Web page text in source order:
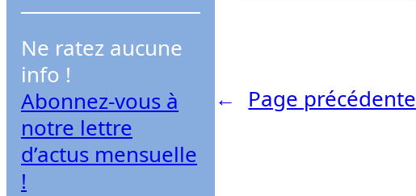
Ne ratez aucune
info !
Abonnez-vous à
notre lettre
d’actus mensuelle
!
← Page précédente